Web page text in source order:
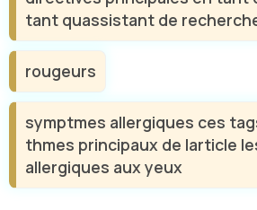
tant quassistant de
rougeurs
symptmes allergiques ces
thmes principaux de larticle
allergiques aux yeux